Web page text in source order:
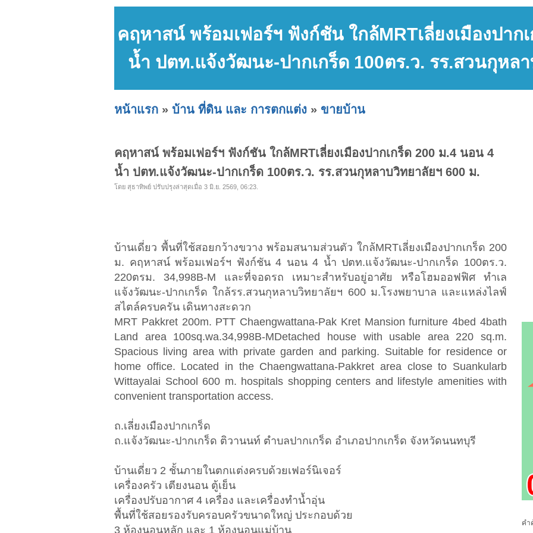
คฤหาสน์ พร้อมเฟอร์ฯ ฟังก์ชัน ใกล้MRTเลี่ยงเมืองปาก
น้ำ ปตท.แจ้งวัฒนะ-ปากเกร็ด 100ตร.ว. รร.สวนกุหล
หน้าแรก » บ้าน ที่ดิน และ การตกแต่ง » ขายบ้าน
คฤหาสน์ พร้อมเฟอร์ฯ ฟังก์ชัน ใกล้MRTเลี่ยงเมืองปากเกร็ด 200 ม.4 นอน 4
น้ำ ปตท.แจ้งวัฒนะ-ปากเกร็ด 100ตร.ว. รร.สวนกุหลาบวิทยาลัยฯ 600 ม.
โดย สุธาทิพย์ ปรับปรุงล่าสุดเมื่อ 3 มิ.ย. 2569, 06:23.
บ้านเดี่ยว พื้นที่ใช้สอยกว้างขวาง พร้อมสนามส่วนตัว ใกล้MRTเลี่ยงเมืองปากเกร็ด 200
ม. คฤหาสน์ พร้อมเฟอร์ฯ ฟังก์ชัน 4 นอน 4 น้ำ ปตท.แจ้งวัฒนะ-ปากเกร็ด 100ตร.ว.
220ตรม. 34,998B-M และที่จอดรถ เหมาะสำหรับอยู่อาศัย หรือโฮมออฟฟิศ ทำเล
แจ้งวัฒนะ-ปากเกร็ด ใกล้รร.สวนกุหลาบวิทยาลัยฯ 600 ม.โรงพยาบาล และแหล่งไลฟ์
สไตล์ครบครัน เดินทางสะดวก
MRT Pakkret 200m. PTT Chaengwattana-Pak Kret Mansion furniture 4bed 4bath
Land area 100sq.wa.34,998B-MDetached house with usable area 220 sq.m.
Spacious living area with private garden and parking. Suitable for residence or
home office. Located in the Chaengwattana-Pakkret area close to Suankularb
Wittayalai School 600 m. hospitals shopping centers and lifestyle amenities with
convenient transportation access.
ถ.เลี่ยงเมืองปากเกร็ด
ถ.แจ้งวัฒนะ-ปากเกร็ด ติวานนท์ ตำบลปากเกร็ด อำเภอปากเกร็ด จังหวัดนนทบุรี
บ้านเดี่ยว 2 ชั้นภายในตกแต่งครบด้วยเฟอร์นิเจอร์
เครื่องครัว เตียงนอน ตู้เย็น
เครื่องปรับอากาศ 4 เครื่อง และเครื่องทำน้ำอุ่น
พื้นที่ใช้สอยรองรับครอบครัวขนาดใหญ่ ประกอบด้วย
3 ห้องนอนหลัก และ 1 ห้องนอนแม่บ้าน
คำ